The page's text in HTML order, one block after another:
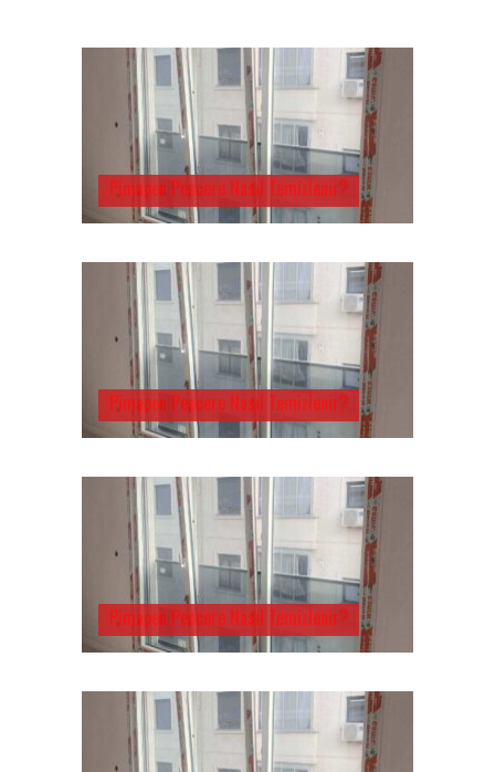
Pimapen Pencere Nasıl Temizlenir?
Pimapen Pencere Nasıl Temizlenir?
Pimapen Pencere Nasıl Temizlenir?